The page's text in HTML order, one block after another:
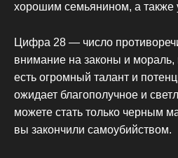
хорошим семьянином, а также
Цифра 28 — число
внимание на законы и
есть огромный талант и
ожидает благополучное и
можете стать только черным
вы закончили самоубийством.